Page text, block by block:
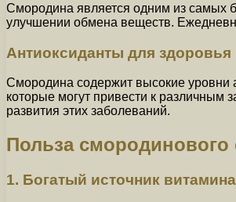
Смородина является одним из самых
улучшении обмена веществ.
Антиоксиданты для здоровья
Смородина содержит высокие уровни
которые могут привести к различным
развития этих заболеваний.
Польза смородинового
1. Богатый источник